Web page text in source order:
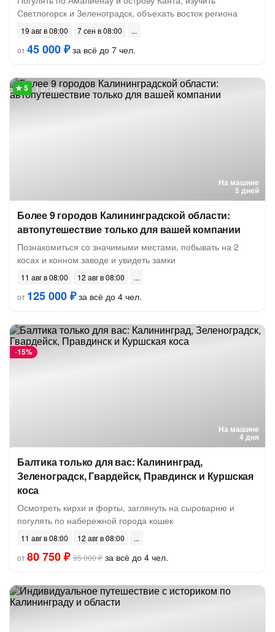
Светлогорск и Зеленоградск, объехать восток региона
19 авг в 08:00
7 сен в 08:00
от45 000 ₽за всё до 7 чел.
На машине
5 дней
1 отзыв
Более 9 городов Калининградской области:
автопутешествие только для вашей компании
Познакомиться со значимыми местами, побывать на 2
косах и конном заводе и увидеть замки
11 авг в 08:00
12 авг в 08:00
от 125 000 ₽за всё до 4 чел.
На машине
4 дня
-15%
Балтика только для вас: Калининград,
Зеленоградск, Гвардейск, Правдинск и Куршская
коса
Осмотреть кирхи и форты, заглянуть на сыроварню и
погулять по набережной города кошек
11 авг в 08:00
12 авг в 08:00
от80 750 ₽ 95 000 ₽ за всё до 4 чел.